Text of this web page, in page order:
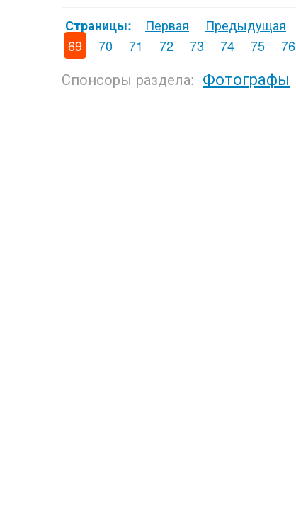
Страницы: Первая Предыдущая
69
70 71 72 73 74 75 76
Спонсоры раздела: Фотографы